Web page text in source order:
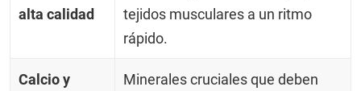
alta calidad
tejidos musculares a un ritmo
rápido.
Calcio y
Minerales cruciales que deben